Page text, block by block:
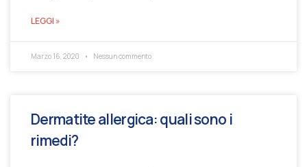
LEGGI »
Marzo 16, 2020 Nessun commento
Dermatite allergica: quali sono i
rimedi?